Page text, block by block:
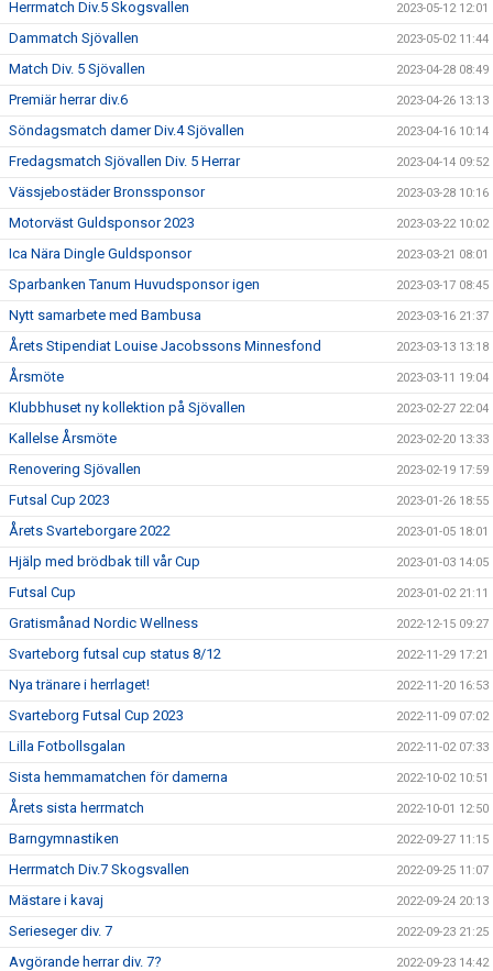
Herrmatch Div.5 Skogsvallen 2023-05-12 12:01
Dammatch Sjövallen 2023-05-02 11:44
Match Div. 5 Sjövallen 2023-04-28 08:49
Premiär herrar div.6 2023-04-26 13:13
Söndagsmatch damer Div.4 Sjövallen 2023-04-16 10:14
Fredagsmatch Sjövallen Div. 5 Herrar 2023-04-14 09:52
Vässjebostäder Bronssponsor 2023-03-28 10:16
Motorväst Guldsponsor 2023 2023-03-22 10:02
Ica Nära Dingle Guldsponsor 2023-03-21 08:01
Sparbanken Tanum Huvudsponsor igen 2023-03-17 08:45
Nytt samarbete med Bambusa 2023-03-16 21:37
Årets Stipendiat Louise Jacobssons Minnesfond 2023-03-13 13:18
Årsmöte 2023-03-11 19:04
Klubbhuset ny kollektion på Sjövallen 2023-02-27 22:04
Kallelse Årsmöte 2023-02-20 13:33
Renovering Sjövallen 2023-02-19 17:59
Futsal Cup 2023 2023-01-26 18:55
Årets Svarteborgare 2022 2023-01-05 18:01
Hjälp med brödbak till vår Cup 2023-01-03 14:05
Futsal Cup 2023-01-02 21:11
Gratismånad Nordic Wellness 2022-12-15 09:27
Svarteborg futsal cup status 8/12 2022-11-29 17:21
Nya tränare i herrlaget! 2022-11-20 16:53
Svarteborg Futsal Cup 2023 2022-11-09 07:02
Lilla Fotbollsgalan 2022-11-02 07:33
Sista hemmamatchen för damerna 2022-10-02 10:51
Årets sista herrmatch 2022-10-01 12:50
Barngymnastiken 2022-09-27 11:15
Herrmatch Div.7 Skogsvallen 2022-09-25 11:07
Mästare i kavaj 2022-09-24 20:13
Serieseger div. 7 2022-09-23 21:25
Avgörande herrar div. 7? 2022-09-23 14:42